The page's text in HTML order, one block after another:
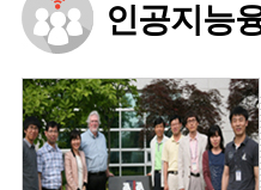
인공지능